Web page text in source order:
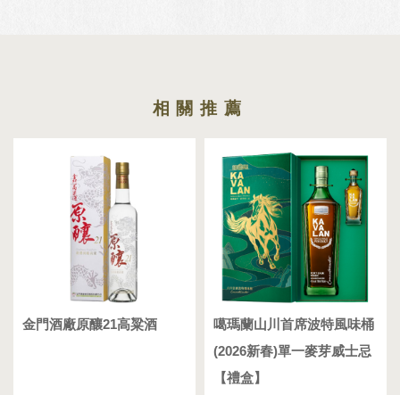
金門酒廠原釀21高粱酒
噶瑪蘭山川首席波特風味桶
(2026新春)單一麥芽威士忌
【禮盒】